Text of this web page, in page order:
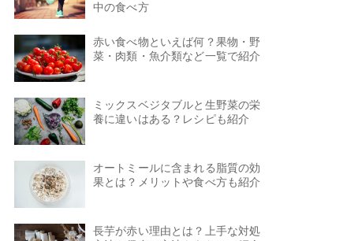
中の食べ方
赤い食べ物といえば何？果物・野
菜・肉類・魚介類など一覧で紹介
ミックスベジタブルと生野菜の栄
養に違いはある？レシピも紹介
オートミールに含まれる脂質の効
果とは？メリットや食べ方も紹介
長芋が赤い理由とは？上手な対処